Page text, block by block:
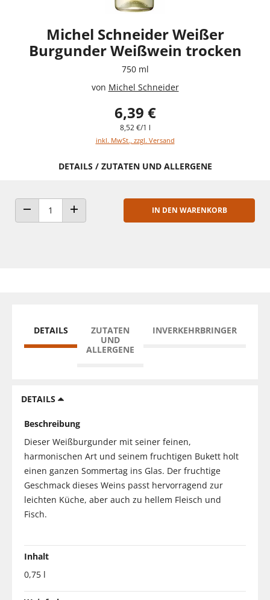
Michel Schneider Weißer
Burgunder Weißwein trocken
750 ml
von Michel Schneider
6,39 €
8,52 €/1 l
inkl. MwSt., zzgl. Versand
DETAILS / ZUTATEN UND ALLERGENE
ANZAHL VERRINGERNANZAHL ERHÖHEN
IN DEN WARENKORB
DETAILS
ZUTATEN
UND
ALLERGENE
INVERKEHRBRINGER
DETAILS
Beschreibung
Dieser Weißburgunder mit seiner feinen,
harmonischen Art und seinem fruchtigen Bukett holt
einen ganzen Sommertag ins Glas. Der fruchtige
Geschmack dieses Weins passt hervorragend zur
leichten Küche, aber auch zu hellem Fleisch und
Fisch.
Inhalt
0,75 l